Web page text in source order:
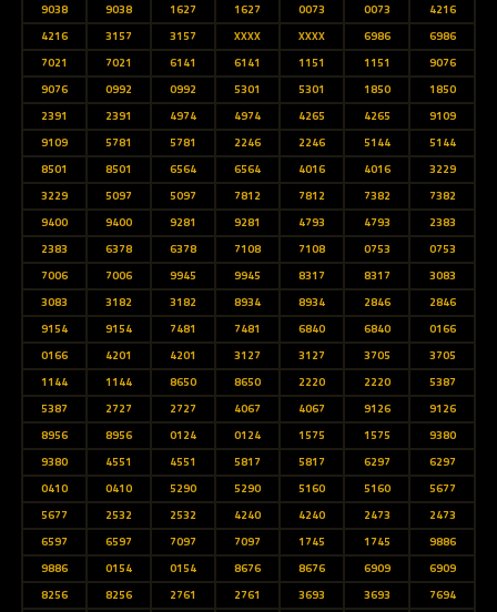
9038
9038 1627 1627 0073 0073
4216
4216
3157 3157 XXXX XXXX 6986
6986
7021
7021 6141 6141 1151 1151
9076
9076
0992 0992 5301 5301 1850
1850
2391
2391 4974 4974 4265 4265
9109
9109
5781 5781 2246 2246 5144
5144
8501
8501 6564 6564 4016 4016
3229
3229
5097 5097 7812 7812 7382
7382
9400
9400 9281 9281 4793 4793
2383
2383
6378 6378 7108 7108 0753
0753
7006
7006 9945 9945 8317 8317
3083
3083
3182 3182 8934 8934 2846
2846
9154
9154 7481 7481 6840 6840
0166
0166
4201 4201 3127 3127 3705
3705
1144
1144 8650 8650 2220 2220
5387
5387
2727 2727 4067 4067 9126
9126
8956
8956 0124 0124 1575 1575
9380
9380
4551 4551 5817 5817 6297
6297
0410
0410 5290 5290 5160 5160
5677
5677
2532 2532 4240 4240 2473
2473
6597
6597 7097 7097 1745 1745
9886
9886
0154 0154 8676 8676 6909
6909
8256
8256 2761 2761 3693 3693
7694